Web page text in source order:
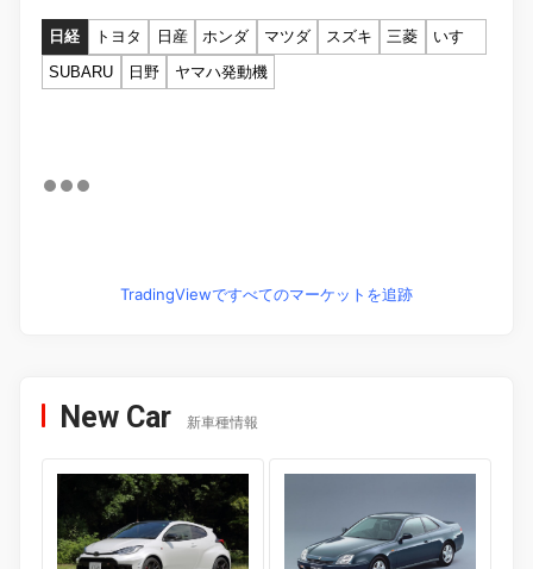
日経 トヨタ 日産 ホンダ マツダ スズキ 三菱
いすゞ
SUBARU
日野 ヤマハ発動機
TradingViewですべてのマーケットを追跡
New Car 新車種情報